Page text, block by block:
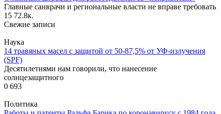
Главные санврачи и региональные власти не вправе требовать
15 72.8к.
Свежие записи
Наука
14 травяных масел с защитой от 50-87,5% от УФ-излучения
(SPF)
Десятилетиями нам говорили, что нанесение
солнцезащитного
0 693
Политика